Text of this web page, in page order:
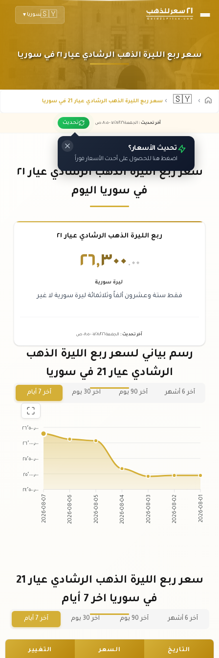
🇸🇾سوريا ▼
سعر ربع الليرة الذهب الرشادي عيار ٢١ في سوريا
🇸🇾 سعر ربع الليرة الذهب الرشادي عيار 21 في سوريا
آخر تحديث : الجمعة ٠٧ /٠٨/٢٠٢٦ - ٠٨:٠٥ ص تحديث
تحديث الأسعار؟
اضغط هنا للحصول على أحدث الأسعار فوراً
سعر ربع الليرة الذهب الرشادي عيار ٢١
في سوريا اليوم
ربع الليرة الذهب الرشادي عيار ٢١
٢٦,٣٠٠ .٠٠
ليرة سورية
فقط ستة وعشرون ألفاً وثلاثمائة ليرة سورية لا غير
آخر تحديث : الجمعة ٠٧ /٠٨/٢٠٢٦ - ٠٨:٠٥ ص
رسم بياني لسعر ربع الليرة الذهب
الرشادي عيار 21 في سوريا
آخر 6 أشهر آخر 90 يوم آخر 30 يوم آخر 7 أيام
٢٦٬٥٠٠٫٠٠
٢٦٬٠٠٠٫٠٠
٢٥٬٥٠٠٫٠٠
٢٥٬٠٠٠٫٠٠
٢٤٬٥٠٠٫٠٠
2026-08-07 2026-08-06 2026-08-05 2026-08-04 2026-08-03 2026-08-02 2026-08-01
سعر ربع الليرة الذهب الرشادي عيار 21
في سوريا اخر 7 أيام
آخر 6 أشهر آخر 90 يوم آخر 30 يوم آخر 7 أيام
التاريخ السعر التغيير